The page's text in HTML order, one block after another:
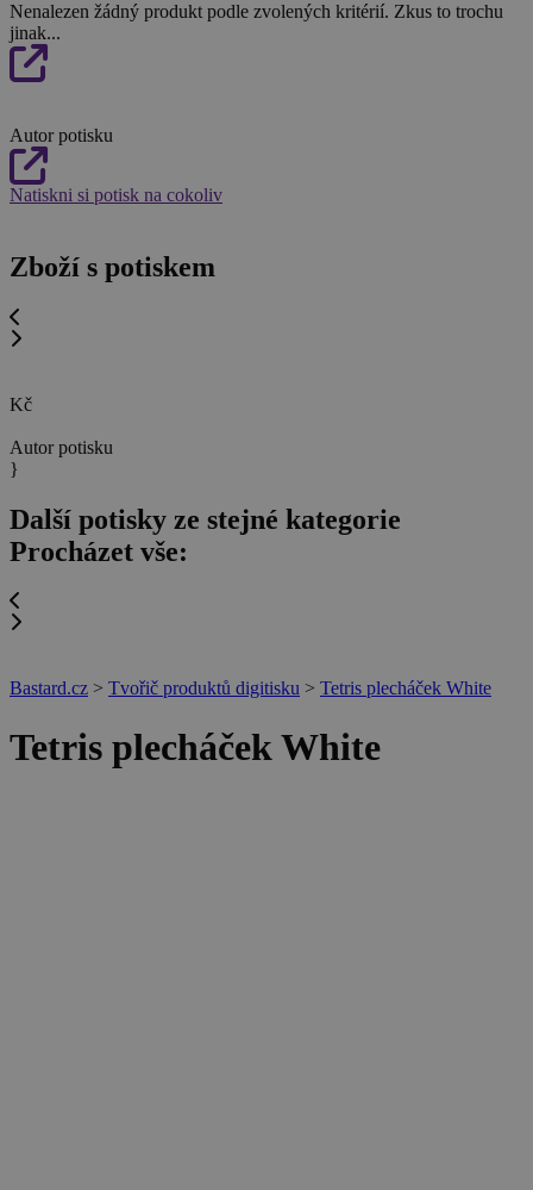
Nenalezen žádný produkt podle zvolených kritérií. Zkus to trochu
jinak...
Autor potisku
Natiskni si potisk na cokoliv
Zboží s potiskem
Kč
Autor potisku
}
Další potisky ze stejné kategorie
Procházet vše:
Bastard.cz > Tvořič produktů digitisku > Tetris plecháček White
Tetris plecháček White